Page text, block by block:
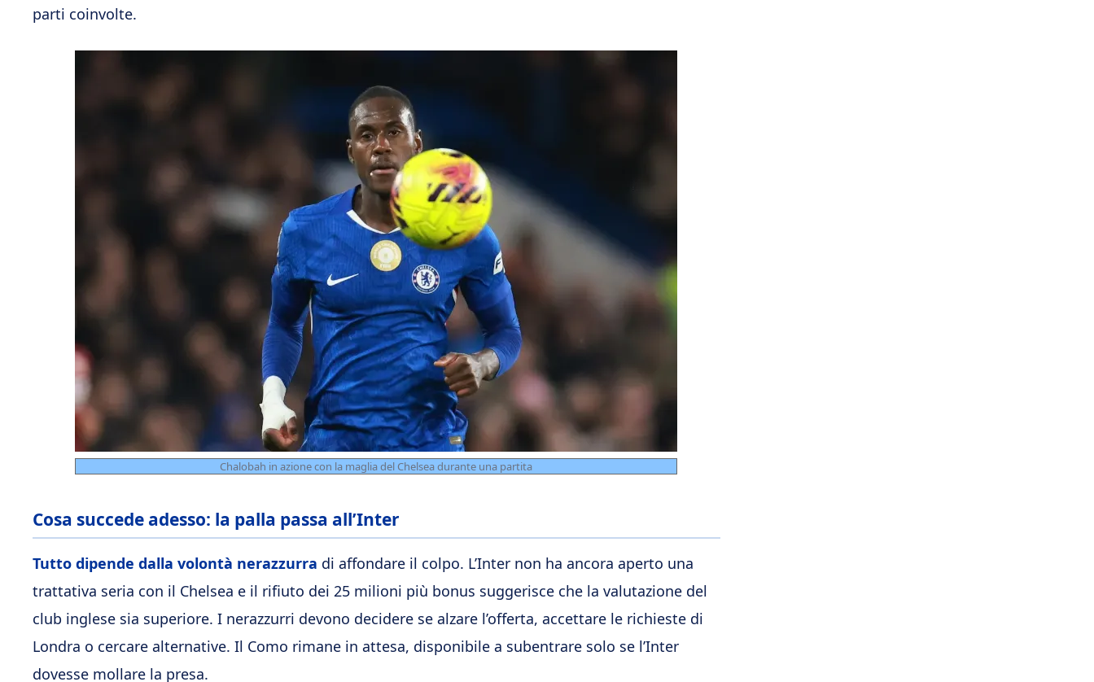
parti coinvolte.
Chalobah in azione con la maglia del Chelsea durante una partita
Cosa succede adesso: la palla passa all’Inter
Tutto dipende dalla volontà nerazzurra di affondare il colpo. L’Inter non ha ancora aperto una
trattativa seria con il Chelsea e il rifiuto dei 25 milioni più bonus suggerisce che la valutazione del
club inglese sia superiore. I nerazzurri devono decidere se alzare l’offerta, accettare le richieste di
Londra o cercare alternative. Il Como rimane in attesa, disponibile a subentrare solo se l’Inter
dovesse mollare la presa.